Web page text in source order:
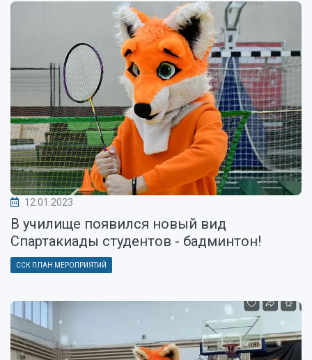
12.01.2023
В училище появился новый вид
Спартакиады студентов - бадминтон!
ССК ПЛАН МЕРОПРИЯТИЙ